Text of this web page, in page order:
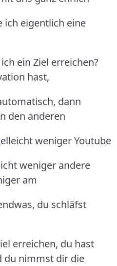
ich eigentlich eine
ein Ziel erreichen?
hast,
dann
den anderen
weniger Youtube
weniger andere
am
du schläfst
erreichen, du hast
du nimmst dir die